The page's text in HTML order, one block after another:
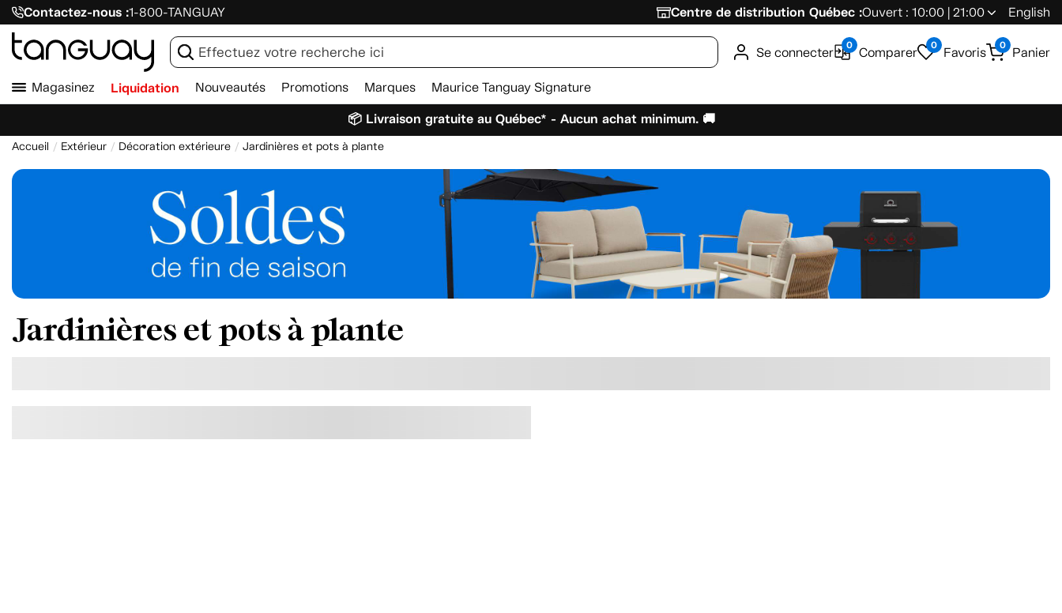
Contactez-nous :1-800-TANGUAY Centre de distribution Québec :Ouvert : 10:00 | 21:00 English
Se connecter 0 Comparer 0 Favoris 0 Panier
Magasinez Liquidation Nouveautés Promotions Marques Maurice Tanguay Signature
📦 Livraison gratuite au Québec* - Aucun achat minimum. 🚚
Accueil Extérieur Décoration extérieure Jardinières et pots à plante
Jardinières et pots à plante